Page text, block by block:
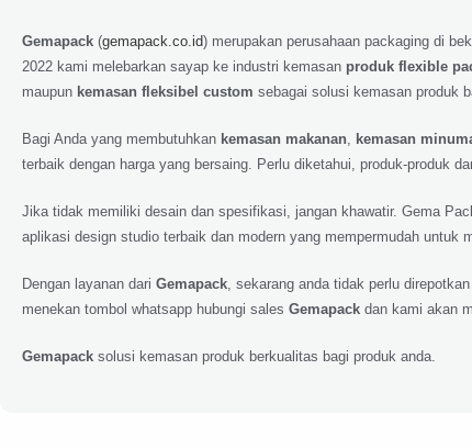
Gemapack (gemapack.co.id) merupakan perusahaan packaging di
2022 kami melebarkan sayap ke industri kemasan produk flexible
maupun kemasan fleksibel custom sebagai solusi kemasan produk
Bagi Anda yang membutuhkan kemasan makanan kemasan
terbaik dengan harga yang bersaing. Perlu diketahui, produk-produk
Jika tidak memiliki desain dan spesifikasi, jangan khawatir. Gema
aplikasi design studio terbaik dan modern yang mempermudah untuk
Dengan layanan dari Gemapack , sekarang anda tidak perlu
menekan tombol whatsapp hubungi sales Gemapack dan kami akan
Gemapack solusi kemasan produk berkualitas bagi produk anda.